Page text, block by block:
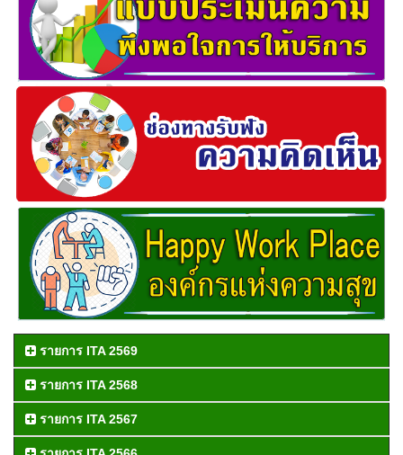
รายการ ITA 2569
รายการ ITA 2568
รายการ ITA 2567